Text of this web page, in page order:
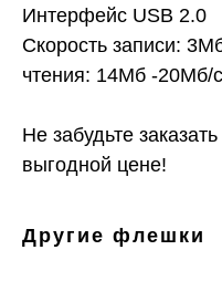
Интерфейс USB 2.0
Скорость записи:
чтения: 14Mб -20Mб/
Не забудьте заказать
выгодной цене!
Другие флешки